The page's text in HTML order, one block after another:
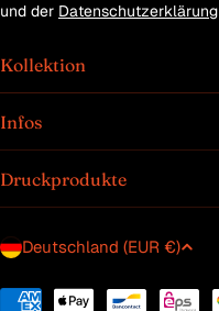
und der Datenschutzerklärung
Kollektion
Infos
Druckprodukte
L
Deutschland (EUR €)
Zahlungsmethoden